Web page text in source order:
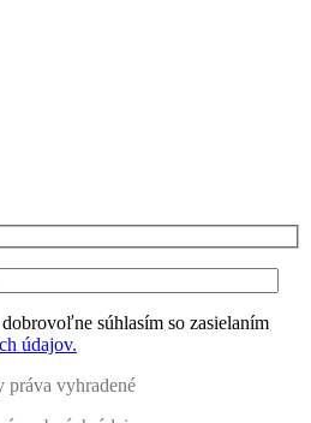
súhlasím so zasielaním
údajov.
práva vyhradené